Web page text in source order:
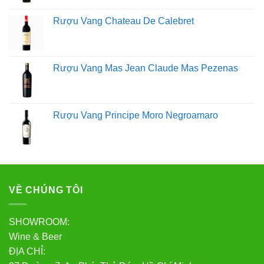
Đổ đầy ly rượu đến gần miệng ly có thể dẫn đến việc
nếm rượu kém. Mặt khác, đổ quá ít rượu có thể dẫn đến
rượu bị ôxy hóa quá mức có thể ảnh hưởng tiêu cực
đến hương vị và mùi thơm.
Rượu vang đỏ: Đổ nửa ly rượu vang đỏ.
Rượu trắng : Đổ rượu khoảng 1/3 ly.
Rượu sâm banh: Đổ không quá 2/3 ly.
Gạn hoặc xoáy ly rượu của bạn
Hầu hết các loại rượu vang đỏ đều có lợi từ quá trình
gạn, nhưng các loại rượu khác cũng có thể được gạn
tăng hương thơm và hương vị của rượu. Gạn cũng là
một cách tuyệt vời để loại bỏ sulfit và cặn lắng trong các
loại rượu vang đỏ cũ hơn, cải thiện hương vị rượu.
không có bình chiết, bạn có thể xoay nhẹ ly để tạo bọt
khí trước khi uống.
Rượu Vang Chateau De Calebret
Rượu Vang Mas Jean Claude Mas Pezenas
Rượu Vang Principe Moro Negroamaro
VỀ CHÚNG TÔI
SHOWROOM:
Wine & Beer
ĐỊA CHỈ: